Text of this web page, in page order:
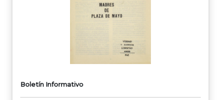
Boletín Informativo